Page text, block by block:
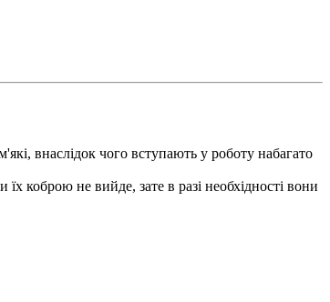
внаслідок чого вступають у роботу набагато
коброю не вийде, зате в разі необхідності вони